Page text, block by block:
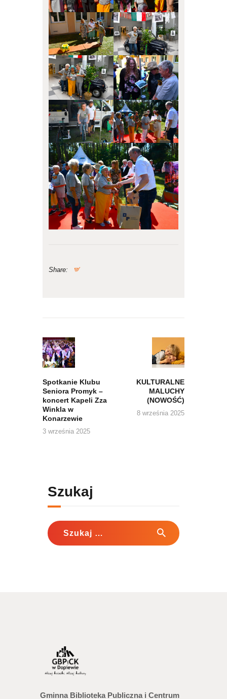
Share:
wpisu
Spotkanie Klubu
Seniora Promyk –
koncert Kapeli Zza
Winkla w
Konarzewie
3 września 2025
KULTURALNE
MALUCHY
(NOWOŚĆ)
8 września 2025
Szukaj
Szukaj:
Gminna Biblioteka Publiczna i Centrum